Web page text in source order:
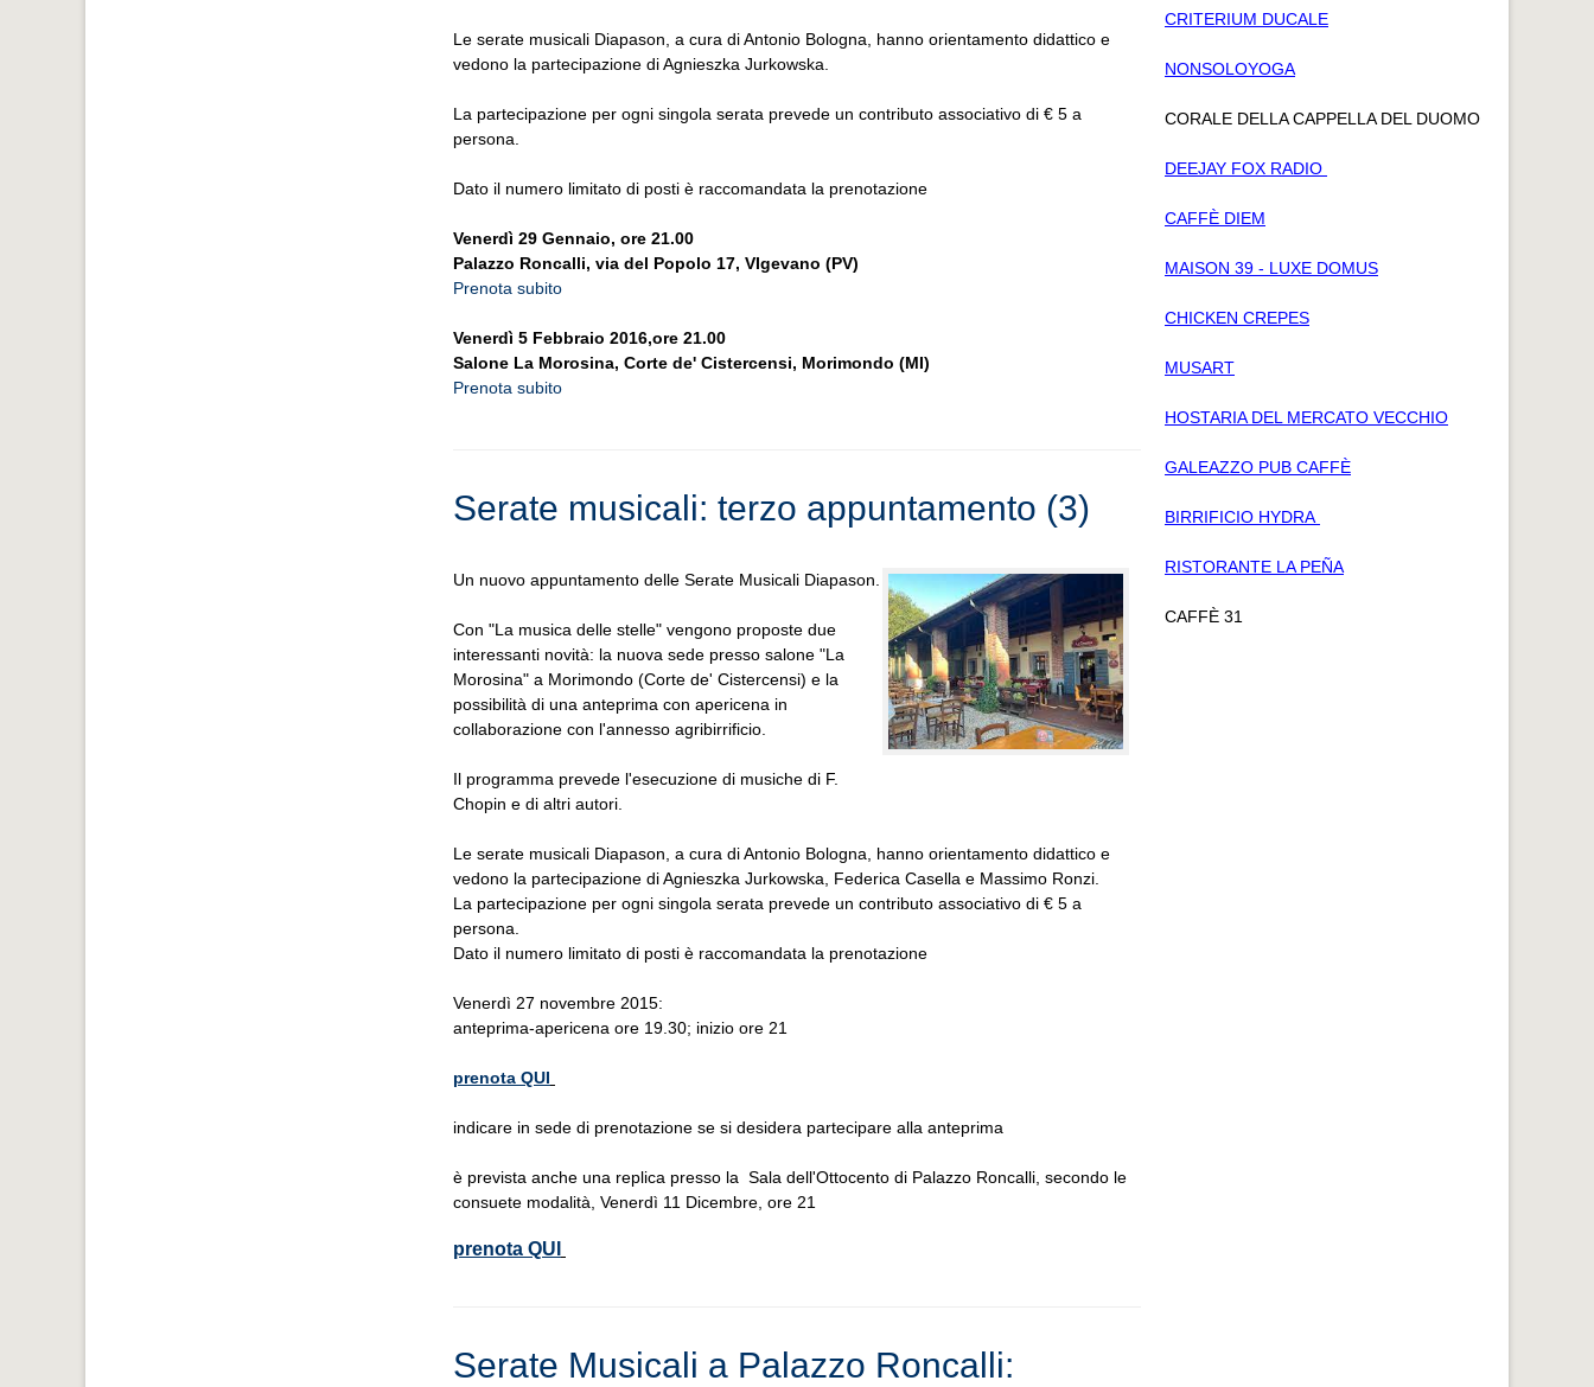
Le serate musicali Diapason, a cura di Antonio Bologna, hanno orientamento didattico e
vedono la partecipazione di Agnieszka Jurkowska.
La partecipazione per ogni singola serata prevede un contributo associativo di € 5 a
persona.
Dato il numero limitato di posti è raccomandata la prenotazione
Venerdì 29 Gennaio, ore 21.00
Palazzo Roncalli, via del Popolo 17, VIgevano (PV)
Prenota subito
Venerdì 5 Febbraio 2016,ore 21.00
Salone La Morosina, Corte de' Cistercensi, Morimondo (MI)
Prenota subito
Serate musicali: terzo appuntamento (3)
Un nuovo appuntamento delle Serate Musicali Diapason.
Con "La musica delle stelle" vengono proposte due
interessanti novità: la nuova sede presso salone "La
Morosina" a Morimondo (Corte de' Cistercensi) e la
possibilità di una anteprima con apericena in
collaborazione con l'annesso agribirrificio.
Il programma prevede l'esecuzione di musiche di F.
Chopin e di altri autori.
Le serate musicali Diapason, a cura di Antonio Bologna, hanno orientamento didattico e
vedono la partecipazione di Agnieszka Jurkowska, Federica Casella e Massimo Ronzi.
La partecipazione per ogni singola serata prevede un contributo associativo di € 5 a
persona.
Dato il numero limitato di posti è raccomandata la prenotazione
Venerdì 27 novembre 2015:
anteprima-apericena ore 19.30; inizio ore 21
prenota QUI
indicare in sede di prenotazione se si desidera partecipare alla anteprima
è prevista anche una replica presso la Sala dell'Ottocento di Palazzo Roncalli, secondo le
consuete modalità, Venerdì 11 Dicembre, ore 21
prenota QUI
Serate Musicali a Palazzo Roncalli:
CRITERIUM DUCALE
NONSOLOYOGA
CORALE DELLA CAPPELLA DEL DUOMO
DEEJAY FOX RADIO
CAFFÈ DIEM
MAISON 39 - LUXE DOMUS
CHICKEN CREPES
MUSART
HOSTARIA DEL MERCATO VECCHIO
GALEAZZO PUB CAFFÈ
BIRRIFICIO HYDRA
RISTORANTE LA PEÑA
CAFFÈ 31